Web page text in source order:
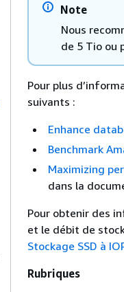
Note
Nous
de 5 Tio ou
Pour plus
suivants :
Enhance
Benchmark
Maximizing
dans la
Pour obtenir des
et le débit de
Stockage SSD à
Rubriques